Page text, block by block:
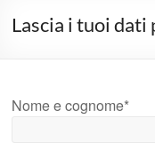
Lascia i tuoi
Nome e cognome*